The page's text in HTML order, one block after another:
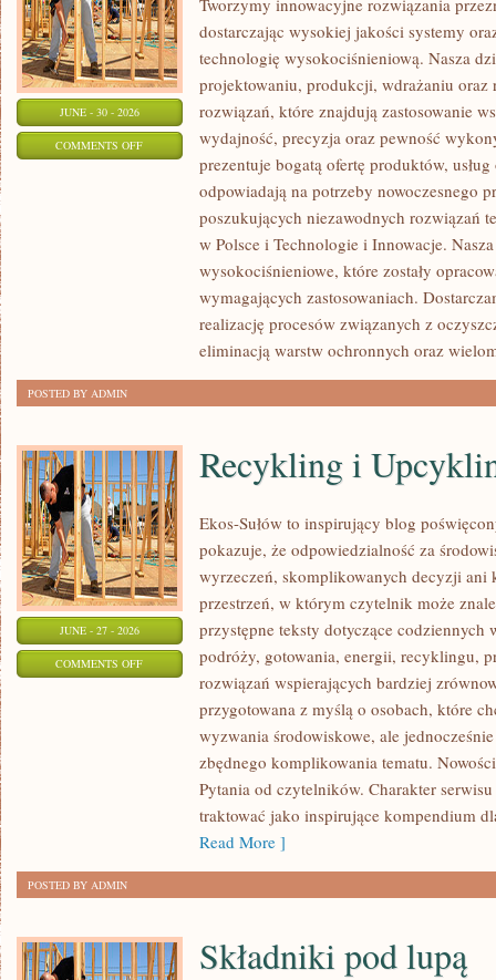
JUNE - 30 - 2026
COMMENTS OFFON
PRZEMYSŁ
Tworzymy innowacyjne rozwiązania
dostarczając wysokiej jakości systemy
technologię wysokociśnieniową. Nasza
projektowaniu, produkcji, wdrażaniu oraz
rozwiązań, które znajdują zastosowanie
wydajność, precyzja oraz pewność
prezentuje bogatą ofertę produktów,
odpowiadają na potrzeby nowoczesnego
poszukujących niezawodnych rozwiązań
w Polsce i Technologie i Innowacje.
wysokociśnieniowe, które zostały
wymagających zastosowaniach.
realizację procesów związanych z
eliminacją warstw ochronnych oraz
POSTED BY ADMIN
JUNE - 27 - 2026
COMMENTS OFFON
RECYKLING
UPCYKLING
Recykling i
Ekos-Sułów to inspirujący blog
pokazuje, że odpowiedzialność za
wyrzeczeń, skomplikowanych decyzji ani
przestrzeń, w którym czytelnik może
przystępne teksty dotyczące
podróży, gotowania, energii, recyklingu,
rozwiązań wspierających bardziej
przygotowana z myślą o osobach, które
wyzwania środowiskowe, ale
zbędnego komplikowania tematu.
Pytania od czytelników. Charakter
traktować jako inspirujące kompendium
Read More ]
POSTED BY ADMIN
Składniki pod lupą